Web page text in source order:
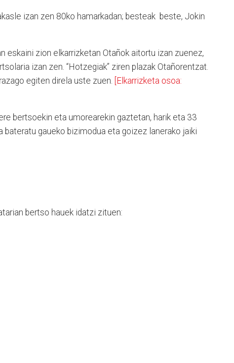
izan zen 80ko hamarkadan; besteak beste, Jokin
eskaini zion elkarrizketan Otañok aitortu izan zuenez,
izan zen. “Hotzegiak” ziren plazak Otañorentzat.
egiten direla uste zuen.
[Elkarrizketa osoa:
bertsoekin eta umorearekin gaztetan, harik eta 33
bateratu gaueko bizimodua eta goizez lanerako jaiki
bertso hauek idatzi zituen: